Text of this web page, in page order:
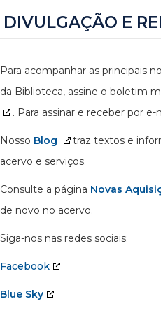
DIVULGAÇÃO E
Para acompanhar as principais
da Biblioteca, assine o boletim
. Para assinar e receber por e-
Nosso Blog
traz textos e
acervo e serviços.
Consulte a página Novas
de novo no acervo.
Siga-nos nas redes sociais:
Facebook
Blue Sky